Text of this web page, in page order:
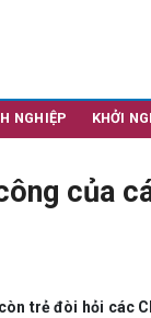
NGHIỆP KHỞI
của
trẻ đòi hỏi các